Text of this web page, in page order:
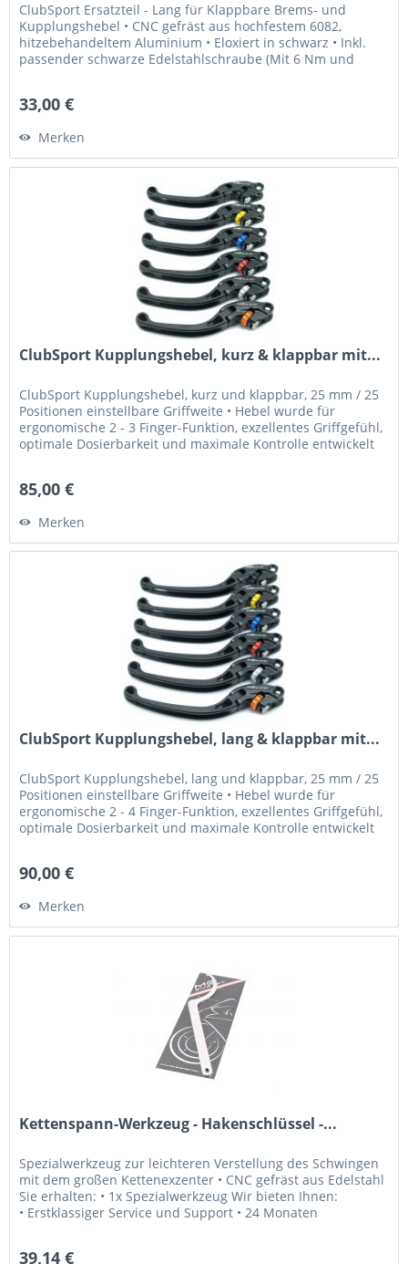
ClubSport Ersatzteil - Lang für Klappbare Brems- und
Kupplungshebel • CNC gefräst aus hochfestem 6082,
hitzebehandeltem Aluminium • Eloxiert in schwarz • Inkl.
passender schwarze Edelstahlschraube (Mit 6 Nm und
33,00 €
Merken
ClubSport Kupplungshebel, kurz & klappbar mit...
ClubSport Kupplungshebel, kurz und klappbar, 25 mm / 25
Positionen einstellbare Griffweite • Hebel wurde für
ergonomische 2 - 3 Finger-Funktion, exzellentes Griffgefühl,
optimale Dosierbarkeit und maximale Kontrolle entwickelt
85,00 €
Merken
ClubSport Kupplungshebel, lang & klappbar mit...
ClubSport Kupplungshebel, lang und klappbar, 25 mm / 25
Positionen einstellbare Griffweite • Hebel wurde für
ergonomische 2 - 4 Finger-Funktion, exzellentes Griffgefühl,
optimale Dosierbarkeit und maximale Kontrolle entwickelt
90,00 €
Merken
Kettenspann-Werkzeug - Hakenschlüssel -...
Spezialwerkzeug zur leichteren Verstellung des Schwingen
mit dem großen Kettenexzenter • CNC gefräst aus Edelstahl
Sie erhalten: • 1x Spezialwerkzeug Wir bieten Ihnen:
• Erstklassiger Service und Support • 24 Monaten
39,14 €